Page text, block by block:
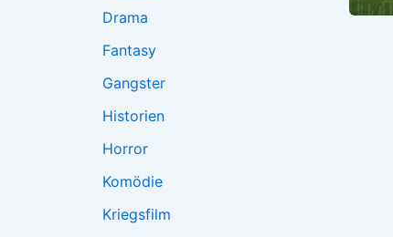
Drama
Fantasy
Gangster
Historien
Horror
Komödie
Kriegsfilm